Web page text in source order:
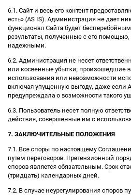
6.1. Сайт и весь его контент
есть» (AS IS). Администрация не дает
функционал Сайта будет
результаты, полученные с его
надежными.
6.2. Администрация не несет
или косвенные убытки, произошедшие
использования или невозможности
включая упущенную выгоду, даже если
предупреждала о возможности такого
6.3. Пользователь несет полную
действия, совершенные им с
7. ЗАКЛЮЧИТЕЛЬНЫЕ ПОЛОЖЕНИЯ
7.1. Все споры по настоящему
путем переговоров. Претензионный
споров является обязательным. Срок
(тридцать) календарных дней.
7.2. В случае неурегулирования споров